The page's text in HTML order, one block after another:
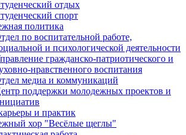
отдых
спорт
политика
по воспитательной работе,
и психологической деятельности
гражданско-патриотического и
нравственного воспитания
медиа и коммуникаций
поддержки молодежных проектов и
и практик
хор "Весёлые щеглы"